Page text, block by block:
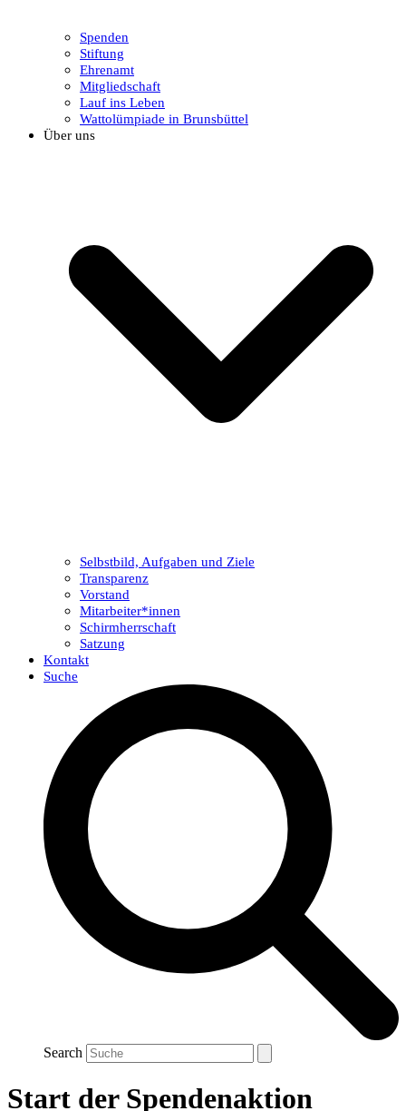
Spenden
Stiftung
Ehrenamt
Mitgliedschaft
Lauf ins Leben
Wattolümpiade in Brunsbüttel
Über uns
Selbstbild, Aufgaben und Ziele
Transparenz
Vorstand
Mitarbeiter*innen
Schirmherrschaft
Satzung
Kontakt
Suche
Search
Start der Spendenaktion